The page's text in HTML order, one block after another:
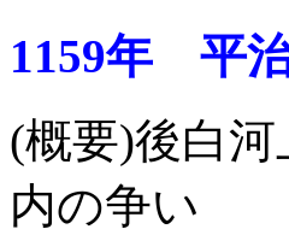
1159年 平
(概要)後白
内の争い